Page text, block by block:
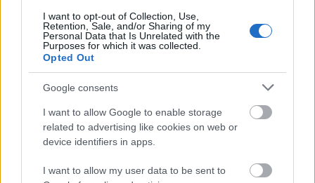
I want to opt-out of Collection, Use,
Retention, Sale, and/or Sharing of my
Personal Data that Is Unrelated with the
Purposes for which it was collected.
Opted Out
Google consents
I want to allow Google to enable storage
related to advertising like cookies on web or
device identifiers in apps.
I want to allow my user data to be sent to
a korábbi határidő szerint a pályázati
felhívás tavaly decemberi megjelenéséig
kiadott lakcímkártyával kellett igazolni,
hogy a korszerűsítendő ingatlan
életvitelszerűen lakott.
A most megjelent módosítások alapján e
benyújtásáig teljesülnie, így bizonyítva, hogy a